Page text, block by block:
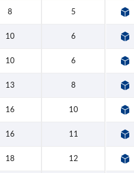
8 5
10 6
10 6
13 8
16 10
16 11
18 12